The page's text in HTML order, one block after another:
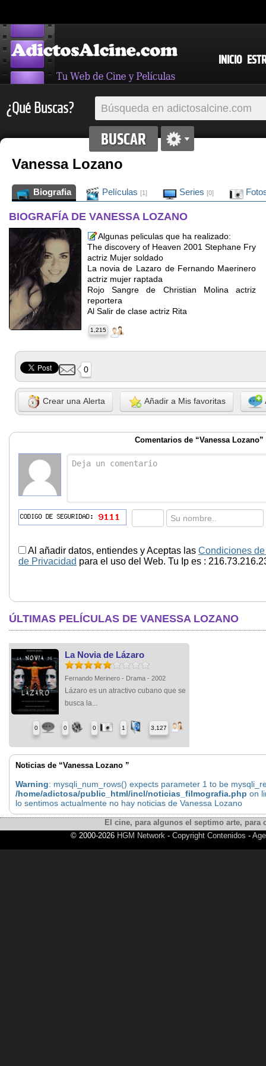
INICIO
¿Qué Buscas?
Vanessa Lozano
Biografia Películas [1] Series [0]
BIOGRAFÍA DE VANESSA LOZANO
Algunas peliculas que ha realizado:
The discovery of Heaven 2001 Stephane Fry
actriz Mujer soldado
La novia de Lazaro de Fernando Maerinero
actriz mujer raptada
Rojo Sangre de Christian Molina actriz
reportera
Al Salir de clase actriz Rita
1,215
0
Crear una Alerta Añadir a Mis favoritas
Comentarios de “Vanessa Lozano”
Al añadir datos, entiendes y Aceptas las Condiciones
de Privacidad para el uso del Web. Tu Ip es :
ÚLTIMAS PELÍCULAS DE VANESSA LOZANO
La Novia de Lázaro
Fernando Merinero - Drama - 2002
Lázaro es un atractivo cubano que se
busca la...
0 0 0 1 3,127
Noticias de “Vanessa Lozano ”
Warning: mysqli_num_rows() expects parameter 1 to be
/home/adictosa/public_html/incl/noticias_filmografia.php on
lo sentimos actualmente no hay noticias de Vanessa Lozano
El cine, para algunos el septimo arte,
© 2000-2026 HGM Network- Copyright Contenidos -